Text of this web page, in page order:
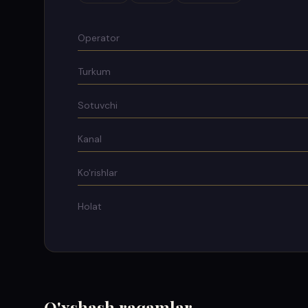
Operator
Turkum
Sotuvchi
Kanal
Ko'rishlar
Holat